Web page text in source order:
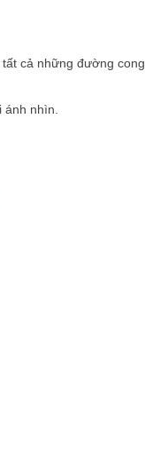
cả những đường
nhìn.